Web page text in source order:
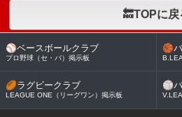
🔙TOPに戻
⚾ベースボールクラブ
プロ野球（セ・パ）掲示板
🏀
🏉ラグビークラブ
LEAGUE ONE（リーグワン）掲示板
🏐